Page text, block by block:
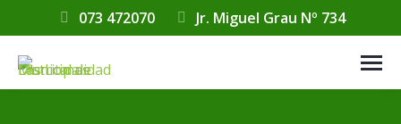
073 472070 Jr. Miguel Grau Nº 734